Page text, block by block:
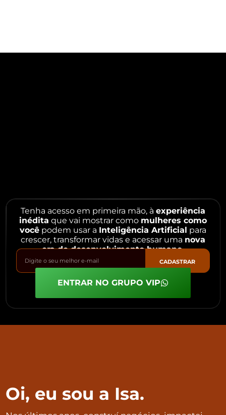
Tenha acesso em primeira mão, à experiência
inédita que vai mostrar como mulheres como
você podem usar a Inteligência Artificial para
crescer, transformar vidas e acessar uma nova
era de desenvolvimento humano.
CADASTRAR
ENTRAR NO GRUPO VIP
Oi, eu sou a Isa.